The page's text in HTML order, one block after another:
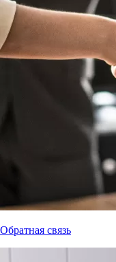
Обратная связь